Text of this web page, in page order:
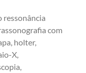
ressonância
com
holter,
X,